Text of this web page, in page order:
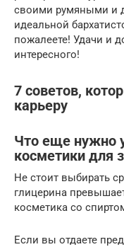
своими румяными и
идеальной
пожалеете! Удачи и
интересного!
7 советов,
карьеру
Что еще нужно
косметики для
Не стоит выбирать
глицерина
косметика со
Если вы отдаете